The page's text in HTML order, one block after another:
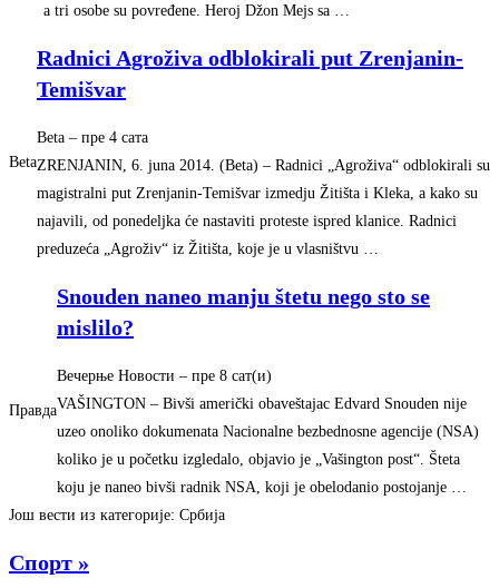
a tri osobe su povređene. Heroj Džon Mejs sa …
Beta
Radnici Agroživa odblokirali put Zrenjanin-
Temišvar
Beta – ‎пре 4 сата‎
ZRENJANIN, 6. juna 2014. (Beta) – Radnici „Agroživa“ odblokirali su
magistralni put Zrenjanin-Temišvar izmedju Žitišta i Kleka, a kako su
najavili, od ponedeljka će nastaviti proteste ispred klanice. Radnici
preduzeća „Agroživ“ iz Žitišta, koje je u vlasništvu …
Правда
Snouden naneo manju štetu nego sto se
mislilo?
Вечерње Новости – ‎пре 8 сат(и)‎
VAŠINGTON – Bivši američki obaveštajac Edvard Snouden nije
uzeo onoliko dokumenata Nacionalne bezbednosne agencije (NSA)
koliko je u početku izgledalo, objavio je „Vašington post“. Šteta
koju je naneo bivši radnik NSA, koji je obelodanio postojanje …
Још вести из категорије: Србија
Спорт »